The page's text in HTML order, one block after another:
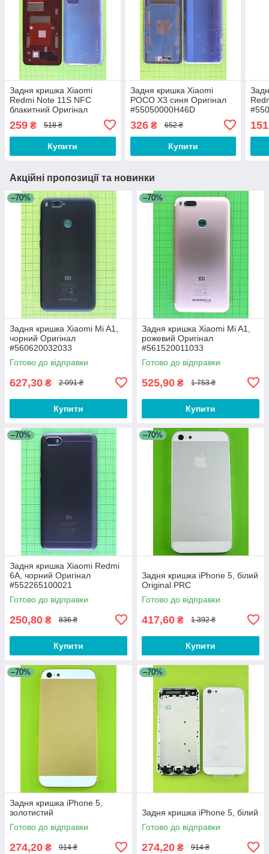
Задня кришка Xiaomi
Redmi Note 11S NFC
блакитний Оригінал
259 ₴ 518 ₴
Купити
Задня кришка Xiaomi
POCO X3 синя Оригінал
#55050000H46D
326₴ 652 ₴
Купити
151
Акційні пропозиції та новинки
–70%
Задня кришка Xiaomi Mi A1,
чорний Оригінал
#560620032033
Готово до відправки
627,30 ₴ 2 091 ₴
Купити
–70%
Задня кришка Xiaomi Mi A1,
рожевий Оригінал
#561520011033
Готово до відправки
525,90 ₴ 1 753 ₴
Купити
–70%
Задня кришка Xiaomi Redmi
6A, чорний Оригінал
#552265100021
Готово до відправки
250,80 ₴ 836 ₴
Купити
–70%
Задня кришка iPhone 5, білий
Original PRC
Готово до відправки
417,60 ₴ 1 392 ₴
Купити
–70%
Задня кришка iPhone 5,
золотистий
Готово до відправки
274,20 ₴ 914 ₴
–70%
Задня кришка iPhone 5, білий
Готово до відправки
274,20 ₴ 914 ₴